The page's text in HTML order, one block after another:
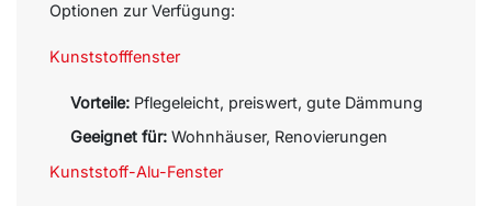
Optionen zur Verfügung:
Kunststofffenster
Vorteile:Pflegeleicht, preiswert, gute Dämmung
Geeignet für:Wohnhäuser, Renovierungen
Kunststoff-Alu-Fenster